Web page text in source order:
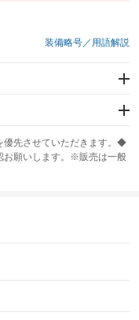
装備略号／用語解説
優先させていただきます。◆
お願いします。※販売は一般